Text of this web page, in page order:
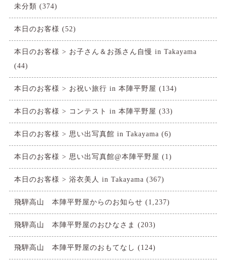
未分類 (374)
本日のお客様 (52)
本日のお客様 > お子さん＆お孫さん自慢 in Takayama
(44)
本日のお客様 > お祝い旅行 in 本陣平野屋 (134)
本日のお客様 > コンテスト in 本陣平野屋 (33)
本日のお客様 > 思い出写真館 in Takayama (6)
本日のお客様 > 思い出写真館@本陣平野屋 (1)
本日のお客様 > 浴衣美人 in Takayama (367)
飛騨高山 本陣平野屋からのお知らせ (1,237)
飛騨高山 本陣平野屋のおひなさま (203)
飛騨高山 本陣平野屋のおもてなし (124)